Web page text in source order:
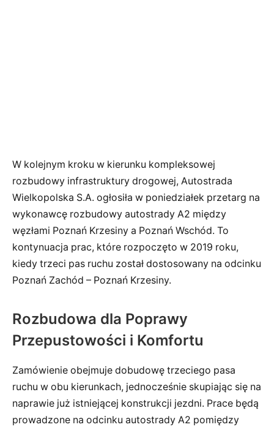
W kolejnym kroku w kierunku kompleksowej
rozbudowy infrastruktury drogowej, Autostrada
Wielkopolska S.A. ogłosiła w poniedziałek przetarg na
wykonawcę rozbudowy autostrady A2 między
węzłami Poznań Krzesiny a Poznań Wschód. To
kontynuacja prac, które rozpoczęto w 2019 roku,
kiedy trzeci pas ruchu został dostosowany na odcinku
Poznań Zachód – Poznań Krzesiny.
Rozbudowa dla Poprawy
Przepustowości i Komfortu
Zamówienie obejmuje dobudowę trzeciego pasa
ruchu w obu kierunkach, jednocześnie skupiając się na
naprawie już istniejącej konstrukcji jezdni. Prace będą
prowadzone na odcinku autostrady A2 pomiędzy